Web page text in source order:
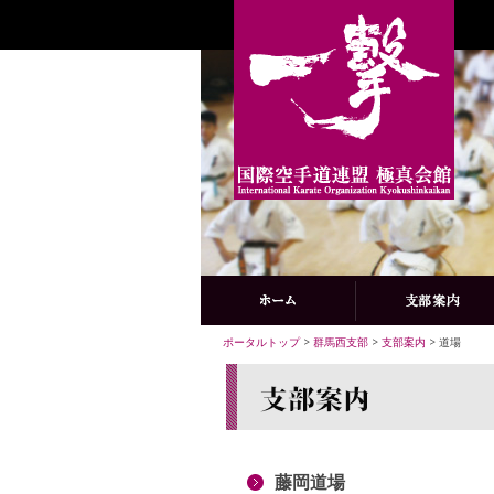
ポータルトップ> 群馬西支部 > 支部案内 > 道場
藤岡道場